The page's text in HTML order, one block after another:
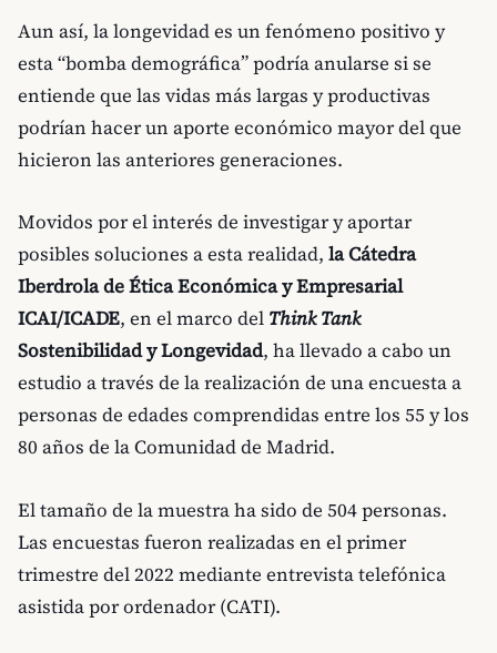
Aun así, la longevidad es un fenómeno positivo y
esta “bomba demográfica” podría anularse si se
entiende que las vidas más largas y productivas
podrían hacer un aporte económico mayor del que
hicieron las anteriores generaciones.
Movidos por el interés de investigar y aportar
posibles soluciones a esta realidad, la Cátedra
Iberdrola de Ética Económica y Empresarial
ICAI/ICADE, en el marco del Think Tank
Sostenibilidad y Longevidad, ha llevado a cabo un
estudio a través de la realización de una encuesta a
personas de edades comprendidas entre los 55 y los
80 años de la Comunidad de Madrid.
El tamaño de la muestra ha sido de 504 personas.
Las encuestas fueron realizadas en el primer
trimestre del 2022 mediante entrevista telefónica
asistida por ordenador (CATI).